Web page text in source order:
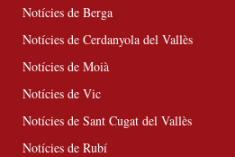
Notícies de Berga
Notícies de Cerdanyola del Vallès
Notícies de Moià
Notícies de Vic
Notícies de Sant Cugat del Vallès
Notícies de Rubí